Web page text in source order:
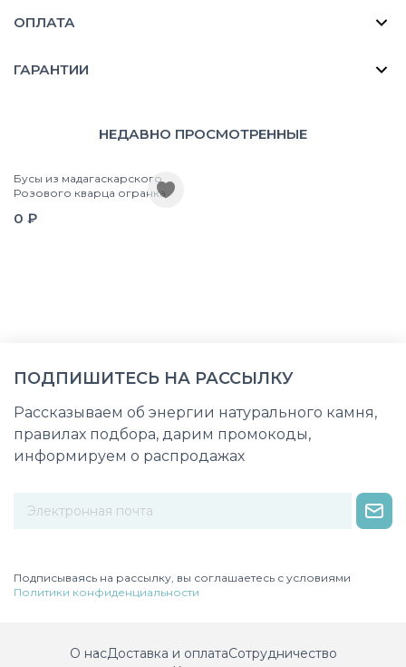
ОПЛАТА
ГАРАНТИИ
НЕДАВНО ПРОСМОТРЕННЫЕ
Бусы из мадагаскарского
Розового кварца огранка
0 ₽
ПОДПИШИТЕСЬ НА РАССЫЛКУ
Рассказываем об энергии натурального камня,
правилах подбора, дарим промокоды,
информируем о распродажах
Подписываясь на рассылку, вы соглашаетесь с условиями
Политики конфиденциальности
О насДоставка и оплатаСотрудничество